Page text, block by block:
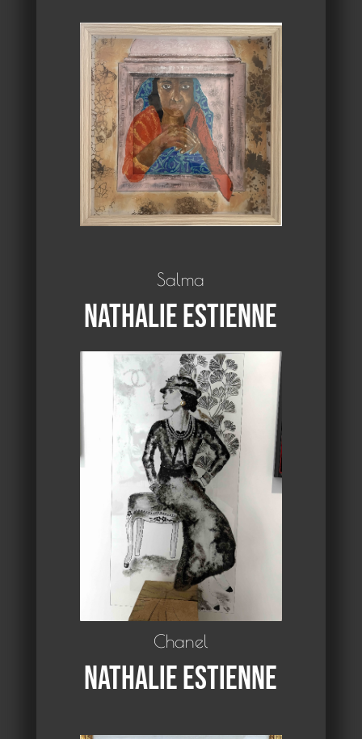
Salma
Nathalie Estienne
Chanel
Nathalie Estienne